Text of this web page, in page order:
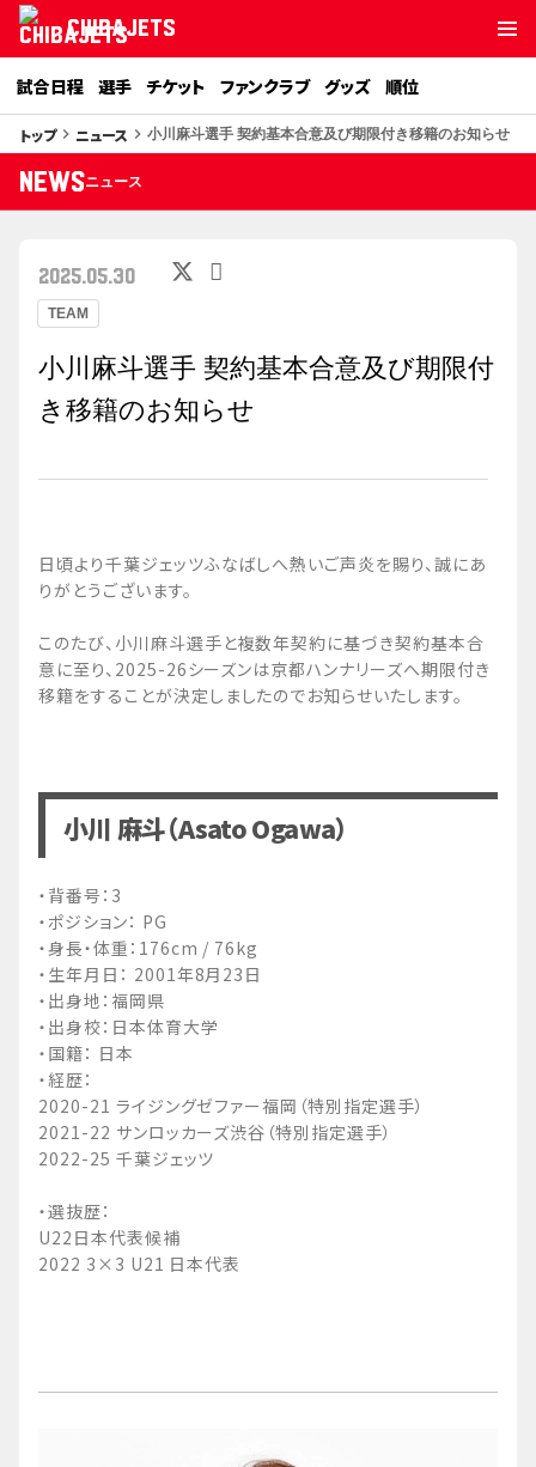
CHIBAJETS
試合日程 選手 チケット ファンクラブ グッズ 順位
トップkeyboard_arrow_right ニュース keyboard_arrow_right 小川麻斗選手 契約基本合意及び期限付き移籍のお知らせ
NEWSニュース
TEAM
2025.05.30
小川麻斗選手 契約基本合意及び期限付
き移籍のお知らせ
日頃より千葉ジェッツふなばしへ熱いご声炎を賜り、誠にあ
りがとうございます。
このたび、小川麻斗選手と複数年契約に基づき契約基本合
意に至り、2025-26シーズンは京都ハンナリーズへ期限付き
移籍をすることが決定しましたのでお知らせいたします。
小川 麻斗（Asato Ogawa）
・背番号：3
・ポジション： PG
・身長・体重：176cm / 76kg
・生年月日： 2001年8月23日
・出身地：福岡県
・出身校：日本体育大学
・国籍： 日本
・経歴：
2020-21 ライジングゼファー福岡（特別指定選手）
2021-22 サンロッカーズ渋谷（特別指定選手）
2022-25 千葉ジェッツ
・選抜歴：
U22日本代表候補
2022 3×3 U21 日本代表